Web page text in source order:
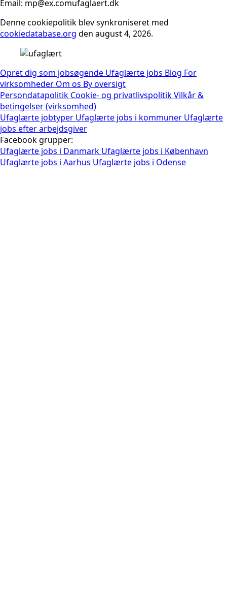
Email: mp@ex.comufaglaert.dk
Denne cookiepolitik blev synkroniseret med
cookiedatabase.org den august 4, 2026.
Opret dig som jobsøgende Ufaglærte jobs Blog For
virksomheder Om os By oversigt
Persondatapolitik Cookie- og privatlivspolitikVilkår &
betingelser (virksomhed)
Ufaglærte jobtyper Ufaglærte jobs i kommuner Ufaglærte
jobs efter arbejdsgiver
Facebook grupper:
Ufaglærte jobs i Danmark Ufaglærte jobs i København
Ufaglærte jobs i Aarhus Ufaglærte jobs i Odense